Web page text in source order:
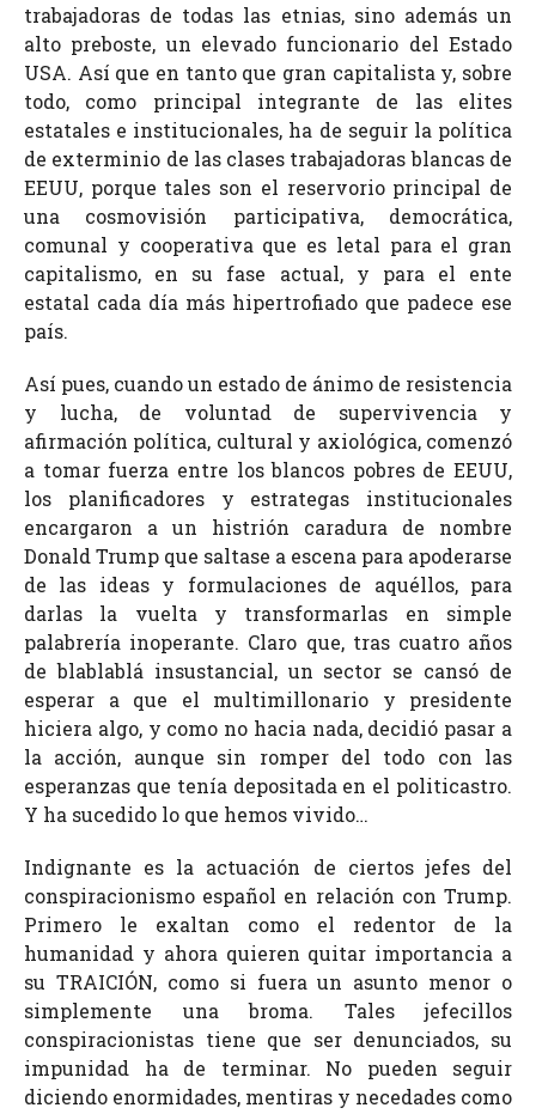
trabajadoras de todas las etnias, sino además un
alto preboste, un elevado funcionario del Estado
USA. Así que en tanto que gran capitalista y, sobre
todo, como principal integrante de las elites
estatales e institucionales, ha de seguir la política
de exterminio de las clases trabajadoras blancas de
EEUU, porque tales son el reservorio principal de
una cosmovisión participativa, democrática,
comunal y cooperativa que es letal para el gran
capitalismo, en su fase actual, y para el ente
estatal cada día más hipertrofiado que padece ese
país.
Así pues, cuando un estado de ánimo de resistencia
y lucha, de voluntad de supervivencia y
afirmación política, cultural y axiológica, comenzó
a tomar fuerza entre los blancos pobres de EEUU,
los planificadores y estrategas institucionales
encargaron a un histrión caradura de nombre
Donald Trump que saltase a escena para apoderarse
de las ideas y formulaciones de aquéllos, para
darlas la vuelta y transformarlas en simple
palabrería inoperante. Claro que, tras cuatro años
de blablablá insustancial, un sector se cansó de
esperar a que el multimillonario y presidente
hiciera algo, y como no hacia nada, decidió pasar a
la acción, aunque sin romper del todo con las
esperanzas que tenía depositada en el politicastro.
Y ha sucedido lo que hemos vivido…
Indignante es la actuación de ciertos jefes del
conspiracionismo español en relación con Trump.
Primero le exaltan como el redentor de la
humanidad y ahora quieren quitar importancia a
su TRAICIÓN, como si fuera un asunto menor o
simplemente una broma. Tales jefecillos
conspiracionistas tiene que ser denunciados, su
impunidad ha de terminar. No pueden seguir
diciendo enormidades, mentiras y necedades como